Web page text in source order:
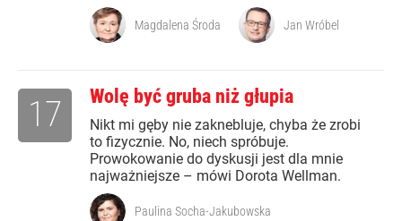
Magdalena Środa Jan Wróbel
Wolę być gruba niż głupia
Nikt mi gęby nie zaknebluje, chyba że zrobi
to fizycznie. No, niech spróbuje.
Prowokowanie do dyskusji jest dla mnie
najważniejsze – mówi Dorota Wellman.
17
Paulina Socha-Jakubowska